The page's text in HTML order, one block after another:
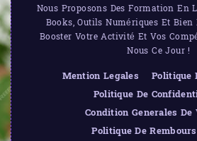
Nous Proposons Des Formation En
Books, Outils Numériques Et
Booster Votre Activité Et Vos
Nous Ce Jour !
Mention Legales
Politique
Politique De
Condition Generales De
Politique De